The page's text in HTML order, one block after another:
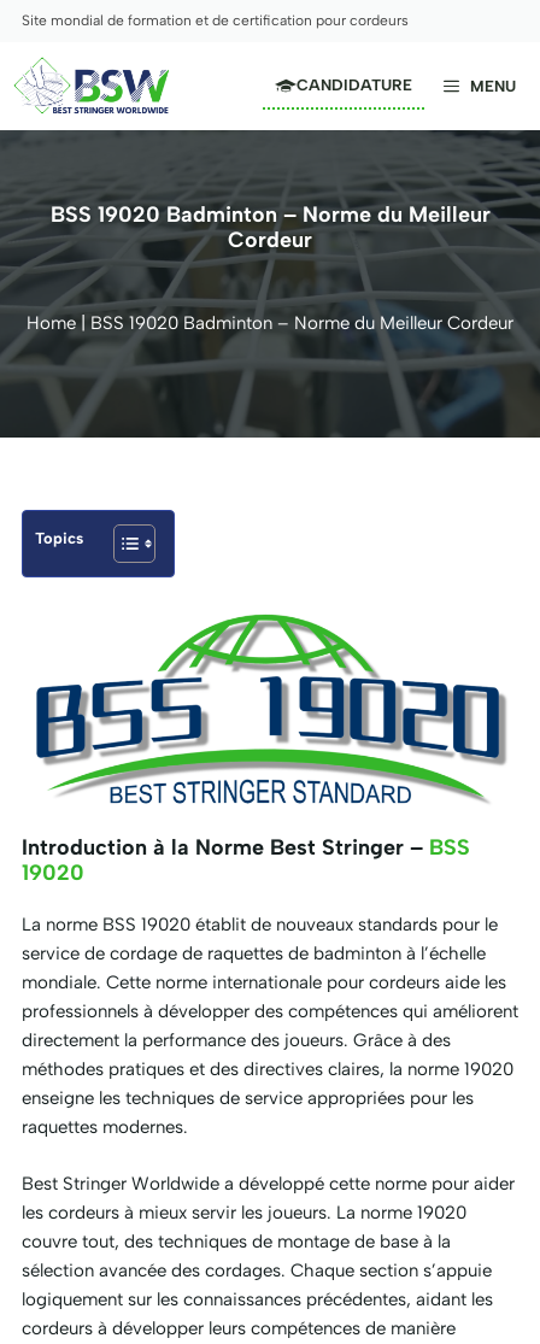
Aller
contenu
Site mondial de formation et de certification pour cordeurs
MENU
CANDIDATURE
BSS 19020 Badminton – Norme du Meilleur
Cordeur
Home BSS 19020 Badminton – Norme du Meilleur Cordeur
Topics
Introduction à la Norme Best Stringer – BSS
19020
La norme BSS 19020 établit de nouveaux standards pour le
service de cordage de raquettes de badminton à l’échelle
mondiale. Cette norme internationale pour cordeurs aide les
professionnels à développer des compétences qui améliorent
directement la performance des joueurs. Grâce à des
méthodes pratiques et des directives claires, la norme 19020
enseigne les techniques de service appropriées pour les
raquettes modernes.
Best Stringer Worldwide a développé cette norme pour aider
les cordeurs à mieux servir les joueurs. La norme 19020
couvre tout, des techniques de montage de base à la
sélection avancée des cordages. Chaque section s’appuie
logiquement sur les connaissances précédentes, aidant les
cordeurs à développer leurs compétences de manière